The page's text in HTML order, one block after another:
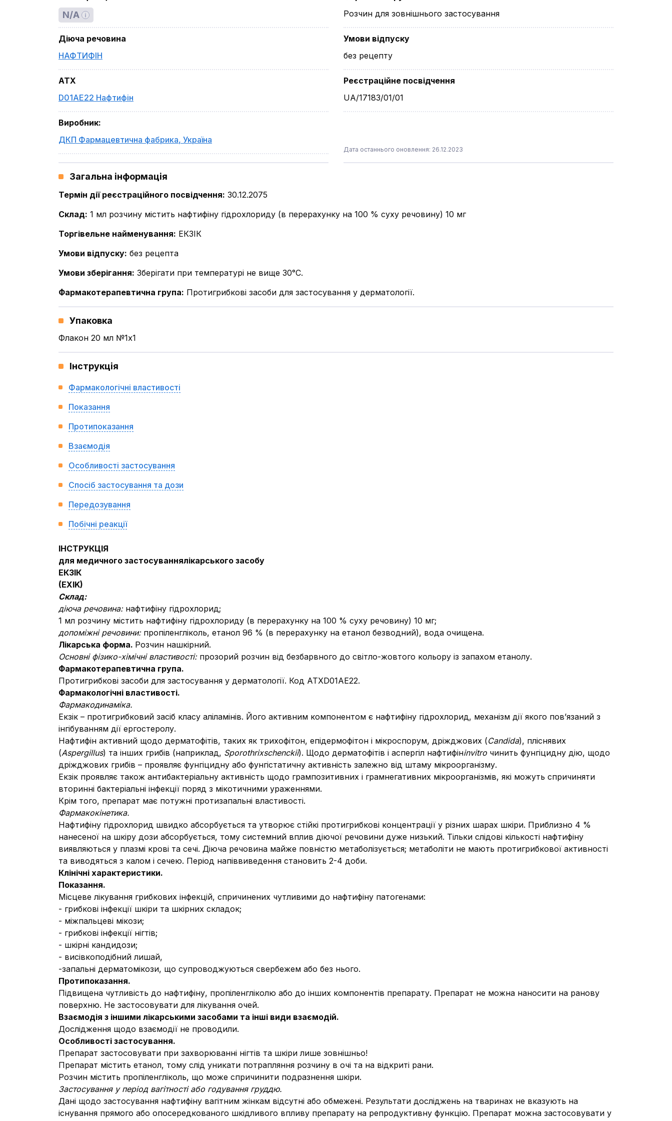
N/A
Діюча речовина
НАФТИФІН
ATX
D01AE22 Нафтифін
Виробник:
ДКП Фармацевтична фабрика, Україна
Розчин для зовнішнього застосування
Умови відпуску
без рецепту
Реєстраційне посвідчення
UA/17183/01/01
Дата останнього оновлення: 26.12.2023
Загальна інформація
Термін дії реєстраційного посвідчення: 30.12.2075
Склад: 1 мл розчину містить нафтифіну гідрохлориду (в перерахунку на 100 % суху речовину) 10 мг
Торгівельне найменування: ЕКЗІК
Умови відпуску: без рецепта
Умови зберігання: Зберігати при температурі не вище 30°С.
Фармакотерапевтична група: Протигрибкові засоби для застосування у дерматології.
Упаковка
Флакон 20 мл №1x1
Інструкція
Фармакологічні властивості
Показання
Протипоказання
Взаємодія
Особливості застосування
Спосіб застосування та дози
Передозування
Побічні реакції
ІНСТРУКЦІЯ
для медичного застосуваннялікарського засобу
ЕКЗІК
(EXIK)
Склад:
діюча речовина: нафтифіну гідрохлорид;
1 мл розчину містить нафтифіну гідрохлориду (в перерахунку на 100 % суху речовину) 10 мг;
допоміжні речовини: пропіленгліколь, етанол 96 % (в перерахунку на етанол безводний), вода очищена.
Лікарська форма. Розчин нашкірний.
Основні фізико-хімічні властивості: прозорий розчин від безбарвного до світло-жовтого кольору із запахом етанолу.
Фармакотерапевтична група.
Протигрибкові засоби для застосування у дерматології. Код АТХD01AE22.
Фармакологічні властивості.
Фармакодинаміка.
Екзік – протигрибковий засіб класу аліламінів. Його активним компонентом є нафтифіну гідрохлорид, механізм дії якого пов’язаний з
інгібуванням дії ергостеролу.
Нафтифін активний щодо дерматофітів, таких як трихофітон, епідермофітон і мікроспорум, дріжджових (Candida), пліснявих
(Aspergillus) та інших грибів (наприклад, Sporothrixschenckii). Щодо дерматофітів і аспергіл нафтифінinvitro чинить фунгіцидну дію, щодо
дріжджових грибів – проявляє фунгіцидну або фунгістатичну активність залежно від штаму мікроорганізму.
Екзік проявляє також антибактеріальну активність щодо грампозитивних і грамнегативних мікроорганізмів, які можуть спричиняти
вторинні бактеріальні інфекції поряд з мікотичними ураженнями.
Крім того, препарат має потужні протизапальні властивості.
Фармакокінетика.
Нафтифіну гідрохлорид швидко абсорбується та утворює стійкі протигрибкові концентрації у різних шарах шкіри. Приблизно 4 %
нанесеної на шкіру дози абсорбується, тому системний вплив діючої речовини дуже низький. Тільки слідові кількості нафтифіну
виявляються у плазмі крові та сечі. Діюча речовина майже повністю метаболізується; метаболіти не мають протигрибкової активності
та виводяться з калом і сечею. Період напіввиведення становить 2-4 доби.
Клінічні характеристики.
Показання.
Місцеве лікування грибкових інфекцій, спричинених чутливими до нафтифіну патогенами:
- грибкові інфекції шкіри та шкірних складок;
- міжпальцеві мікози;
- грибкові інфекції нігтів;
- шкірні кандидози;
- висівкоподібний лишай,
-запальні дерматомікози, що супроводжуються свербежем або без нього.
Протипоказання.
Підвищена чутливість до нафтифіну, пропіленгліколю або до інших компонентів препарату. Препарат не можна наносити на ранову
поверхню. Не застосовувати для лікування очей.
Взаємодія з іншими лікарськими засобами та інші види взаємодій.
Дослідження щодо взаємодії не проводили.
Особливості застосування.
Препарат застосовувати при захворюванні нігтів та шкіри лише зовнішньо!
Препарат містить етанол, тому слід уникати потрапляння розчину в очі та на відкриті рани.
Розчин містить пропіленгліколь, що може спричинити подразнення шкіри.
Застосування у період вагітності або годування груддю.
Дані щодо застосування нафтифіну вагітним жінкам відсутні або обмежені. Результати досліджень на тваринах не вказують на
існування прямого або опосередкованого шкідливого впливу препарату на репродуктивну функцію. Препарат можна застосовувати у